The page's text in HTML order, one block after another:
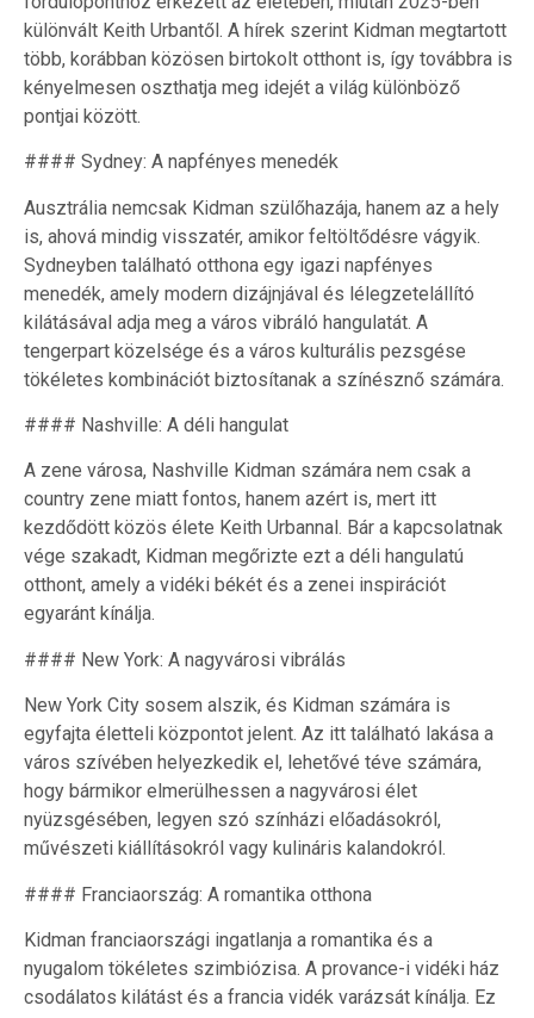
különvált Keith Urbantől. A hírek szerint Kidman megtartott
több, korábban közösen birtokolt otthont is, így továbbra is
kényelmesen oszthatja meg idejét a világ különböző
pontjai között.
#### Sydney: A napfényes menedék
Ausztrália nemcsak Kidman szülőhazája, hanem az a hely
is, ahová mindig visszatér, amikor feltöltődésre vágyik.
Sydneyben található otthona egy igazi napfényes
menedék, amely modern dizájnjával és lélegzetelállító
kilátásával adja meg a város vibráló hangulatát. A
tengerpart közelsége és a város kulturális pezsgése
tökéletes kombinációt biztosítanak a színésznő számára.
#### Nashville: A déli hangulat
A zene városa, Nashville Kidman számára nem csak a
country zene miatt fontos, hanem azért is, mert itt
kezdődött közös élete Keith Urbannal. Bár a kapcsolatnak
vége szakadt, Kidman megőrizte ezt a déli hangulatú
otthont, amely a vidéki békét és a zenei inspirációt
egyaránt kínálja.
#### New York: A nagyvárosi vibrálás
New York City sosem alszik, és Kidman számára is
egyfajta életteli központot jelent. Az itt található lakása a
város szívében helyezkedik el, lehetővé téve számára,
hogy bármikor elmerülhessen a nagyvárosi élet
nyüzsgésében, legyen szó színházi előadásokról,
művészeti kiállításokról vagy kulináris kalandokról.
#### Franciaország: A romantika otthona
Kidman franciaországi ingatlanja a romantika és a
nyugalom tökéletes szimbiózisa. A provance-i vidéki ház
csodálatos kilátást és a francia vidék varázsát kínálja. Ez